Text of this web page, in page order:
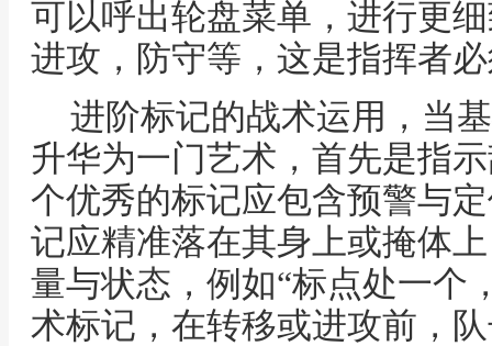
可以呼出轮盘菜单，进行更
进攻，防守等，这是指挥者
进阶标记的战术运用，当
升华为一门艺术，首先是指
个优秀的标记应包含预警与
记应精准落在其身上或掩体
量与状态，例如“标点处一个
术标记，在转移或进攻前，